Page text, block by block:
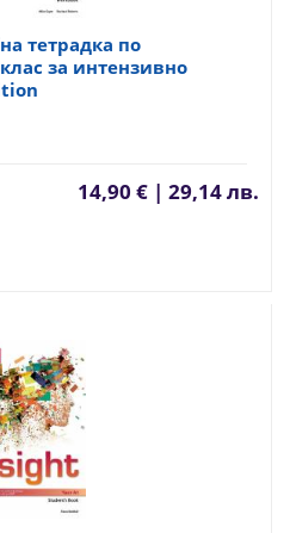
тетрадка по
за интензивно
14,90 € | 29,14 лв.